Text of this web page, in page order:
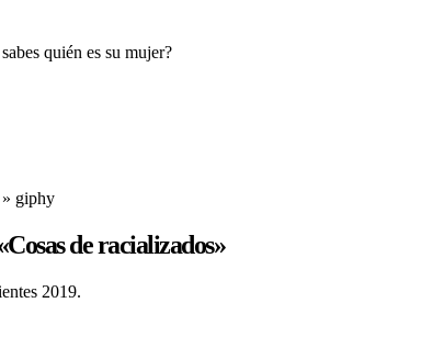
quién es su mujer?
de racializados»
2019.